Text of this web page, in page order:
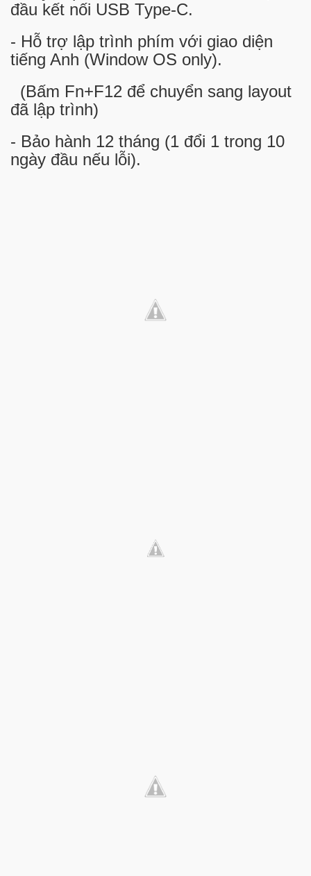
đầu kết nối USB Type-C.
- Hỗ trợ lập trình phím với giao diện
tiếng Anh (Window OS only).
(Bấm Fn+F12 để chuyển sang layout
đã lập trình)
- Bảo hành 12 tháng (1 đổi 1 trong 10
ngày đầu nếu lỗi).